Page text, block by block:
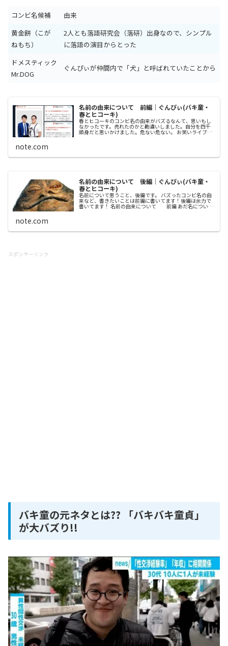
コンビ名候補
由来
黄金餅（こが
ねもち）
2人とも落語研究会（落研）出身なので、シンプル
に落語の演目からとった
ドメスティック
Mr.DOG
ぐんぴぃが仲間内で「犬」と呼ばれていたことから
名前の由来について 前編｜ぐんぴぃ(バキ童・
春とヒコーキ)
春とヒコーキのコンビ名の由来がバズるなんて、思いもし
なかったです。売れたのかと勘違いしました。自分を四千
頭身だと思いかけました。危ない危ない。 お笑いライブで
note.com
名前の由来について 後編｜ぐんぴぃ(バキ童・
春とヒコーキ)
名前について思うこと、後編です。 バズったコンビ名の由
来など、書きたいことは前編に書いてます！後編は余力で
書いてます！ 名前の由来について 前編 あだ名について
note.com
スポンサーリンク
バキ童の元ネタとは?? 「バキバキ童貞」
が大バズり!!